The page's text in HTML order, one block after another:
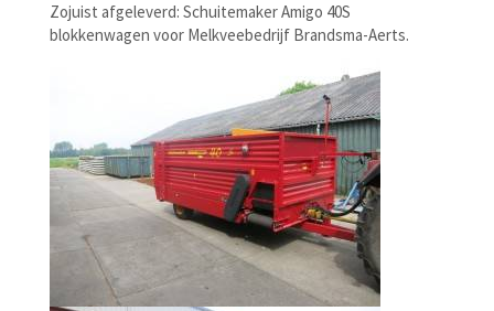
Zojuist afgeleverd: Schuitemaker Amigo 40S
blokkenwagen voor Melkveebedrijf Brandsma-Aerts.